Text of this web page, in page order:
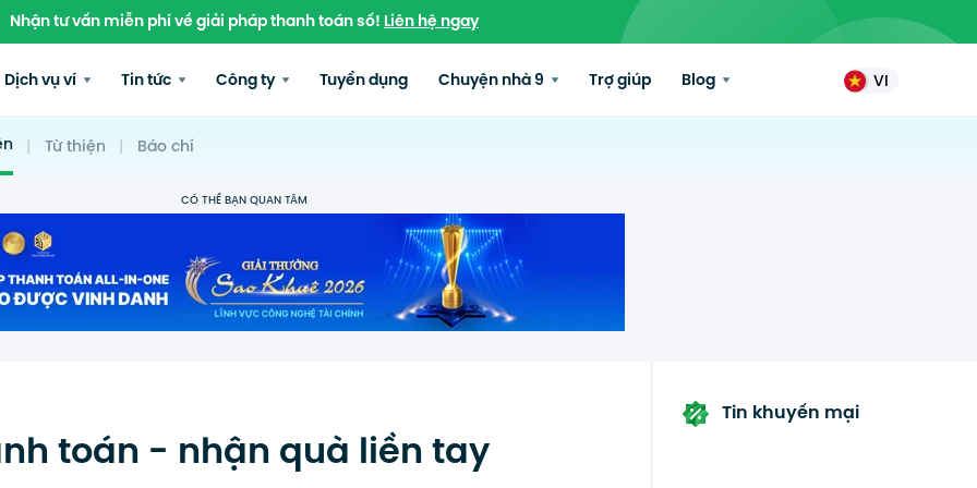
Nhận tư vấn miễn phí về giải pháp thanh toán số!Liên hệ ngay
Dịch vụ ví Tin tức Công ty Tuyển dụng Chuyện nhà 9 Trợ giúp Blog VI
| Từ thiện | Báo chí
CÓ THỂ BẠN QUAN TÂM
toán - nhận quà liền tay
Tin khuyến mại